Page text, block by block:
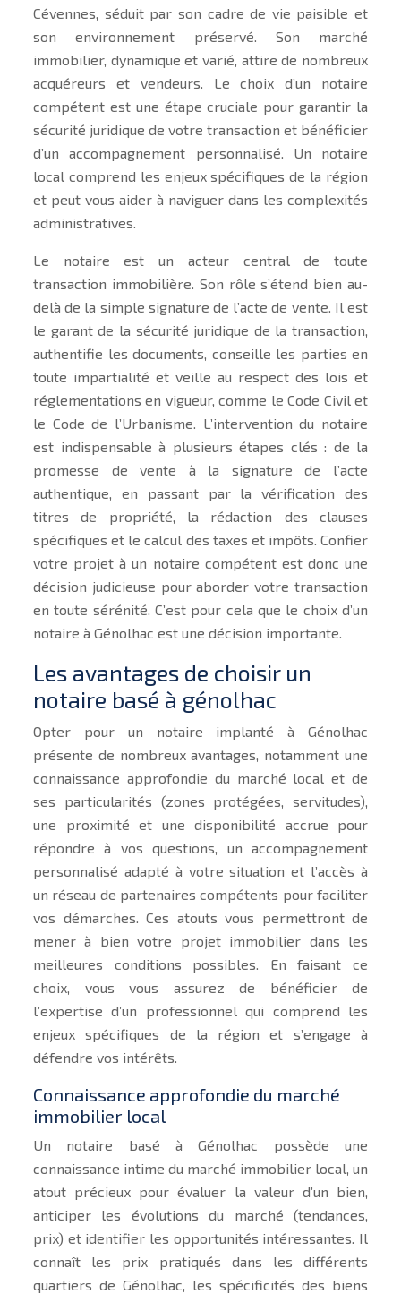
Cévennes, séduit par son cadre de vie paisible et
son environnement préservé. Son marché
immobilier, dynamique et varié, attire de nombreux
acquéreurs et vendeurs. Le choix d’un notaire
compétent est une étape cruciale pour garantir la
sécurité juridique de votre transaction et bénéficier
d’un accompagnement personnalisé. Un notaire
local comprend les enjeux spécifiques de la région
et peut vous aider à naviguer dans les complexités
administratives.
Le notaire est un acteur central de toute
transaction immobilière. Son rôle s’étend bien au-
delà de la simple signature de l’acte de vente. Il est
le garant de la sécurité juridique de la transaction,
authentifie les documents, conseille les parties en
toute impartialité et veille au respect des lois et
réglementations en vigueur, comme le Code Civil et
le Code de l’Urbanisme. L’intervention du notaire
est indispensable à plusieurs étapes clés : de la
promesse de vente à la signature de l’acte
authentique, en passant par la vérification des
titres de propriété, la rédaction des clauses
spécifiques et le calcul des taxes et impôts. Confier
votre projet à un notaire compétent est donc une
décision judicieuse pour aborder votre transaction
en toute sérénité. C’est pour cela que le choix d’un
notaire à Génolhac est une décision importante.
Les avantages de choisir un
notaire basé à génolhac
Opter pour un notaire implanté à Génolhac
présente de nombreux avantages, notamment une
connaissance approfondie du marché local et de
ses particularités (zones protégées, servitudes),
une proximité et une disponibilité accrue pour
répondre à vos questions, un accompagnement
personnalisé adapté à votre situation et l’accès à
un réseau de partenaires compétents pour faciliter
vos démarches. Ces atouts vous permettront de
mener à bien votre projet immobilier dans les
meilleures conditions possibles. En faisant ce
choix, vous vous assurez de bénéficier de
l’expertise d’un professionnel qui comprend les
enjeux spécifiques de la région et s’engage à
défendre vos intérêts.
Connaissance approfondie du marché
immobilier local
Un notaire basé à Génolhac possède une
connaissance intime du marché immobilier local, un
atout précieux pour évaluer la valeur d’un bien,
anticiper les évolutions du marché (tendances,
prix) et identifier les opportunités intéressantes. Il
connaît les prix pratiqués dans les différents
quartiers de Génolhac, les spécificités des biens